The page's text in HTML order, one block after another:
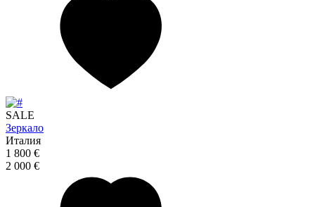
SALE
Зеркало
Италия
1 800 €
2 000 €